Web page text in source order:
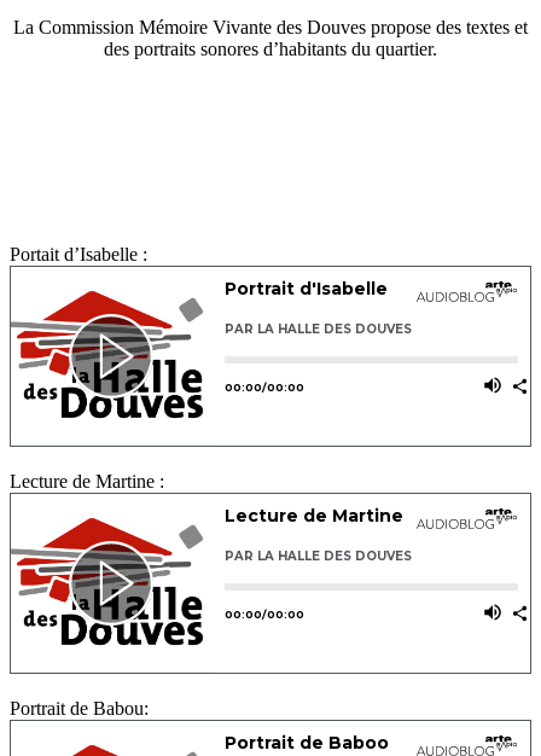
La Commission Mémoire Vivante des Douves propose des textes et
des portraits sonores d’habitants du quartier.
Portait d’Isabelle :
Lecture de Martine :
Portrait de Babou: